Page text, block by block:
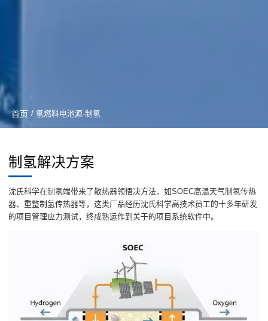
首页 / 氢燃料电池源-制氢
制氢解决方案
沈氏科学在制氢端带来了散热器领悟决方法，如SOEC高温天气制氢传热
器、重整制氢传热器等，这类厂品经历沈氏科学高技术员工的十多年研发
的项目管理应力测试，终成熟运作到关于的项目系统软件中。